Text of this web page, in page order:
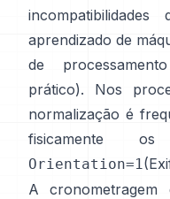
aprendizado de
de
prático). Nos
normalização é
fisicamente
Orientation=1(
A